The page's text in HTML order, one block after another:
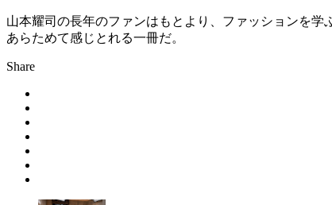
山本耀司の長年のファンはもとより、ファッションを
あらためて感じとれる一冊だ。
Share